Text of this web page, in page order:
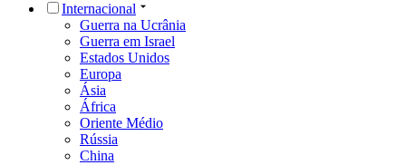
Internacional
Guerra na Ucrânia
Guerra em Israel
Estados Unidos
Europa
Ásia
África
Oriente Médio
Rússia
China